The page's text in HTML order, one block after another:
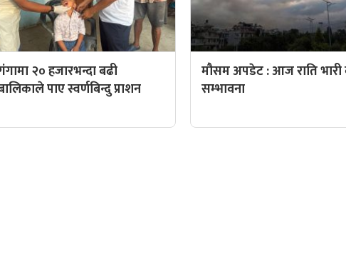
२० हजारभन्दा बढी
पाए स्वर्णबिन्दु प्राशन
मौसम अपडेट : आज राति भारी
सम्भावना